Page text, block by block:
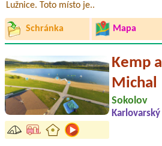
Lužnice. Toto místo je..
Schránka Mapa
Kemp
Michal
Sokolov